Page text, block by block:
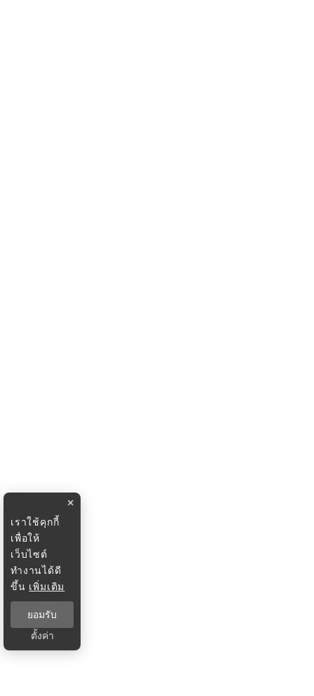
×
เราใช้คุกกี้
เพื่อให้
เว็บไซต์
ทำงานได้ดี
ขึ้น เพิ่มเติม
ยอมรับ
ตั้งค่า